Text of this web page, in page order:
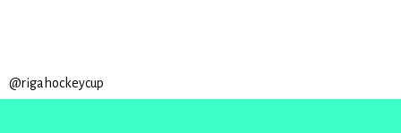
@rigahockeycup